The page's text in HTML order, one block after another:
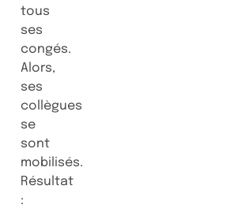
tous
ses
congés.
Alors,
ses
collègues
se
sont
mobilisés.
Résultat
: